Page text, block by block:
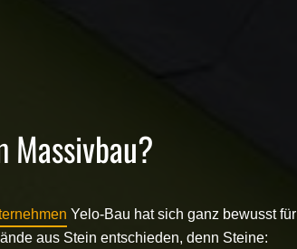
Massivbau?
Yelo-Bau hat sich ganz bewusst für
aus Stein entschieden, denn Steine: